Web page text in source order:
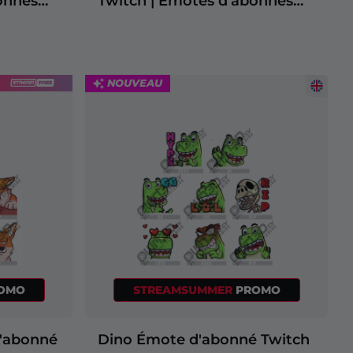
STREAMSUMMER PROMO
NOUVEAU
Dino Émote d'abonné Twitch